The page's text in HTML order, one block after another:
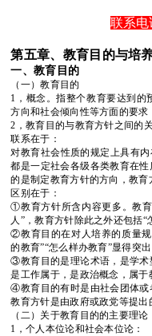
联系电
第五章、教育目的与培
一、教育目的
（一）教育目的
1 ，概念。指整个教育要达到
方向和社会倾向性等方面的要求
2 ，教育目的与教育方针之间的关
联系在于：
对教育社会性质的规定上具有
都是一定社会各级各类教育在
的是制定教育方针的方向，教育
区别在于：
①教育方针所含内容更多。教
人 ” ，教育方针除此之外还包括“
②教育目的在对人培养的质量
的教育”“怎么样办教育”显得突出
③教育目的是理论术语，是学术
是工作属于，是政治概念，属于
④教育目的有时是由社会团体或
教育方针是由政府或政党等提出
（二）关于教育目的的主要理论
1 ，个人本位论和社会本位论：